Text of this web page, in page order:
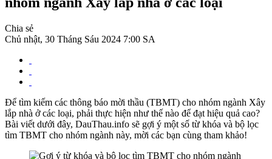
Chia sẻ
Chủ nhật, 30 Tháng Sáu 2024 7:00 SA
Để tìm kiếm các thông báo mời thầu (TBMT) cho nhóm ngành Xây
lắp nhà ở các loại, phải thực hiện như thế nào để đạt hiệu quả cao?
Bài viết dưới đây, DauThau.info sẽ gợi ý một số từ khóa và bộ lọc
tìm TBMT cho nhóm ngành này, mời các bạn cùng tham khảo!